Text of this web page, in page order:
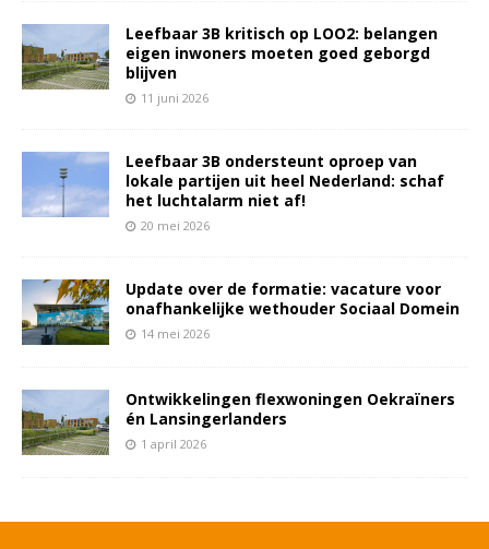
Leefbaar 3B kritisch op LOO2: belangen
eigen inwoners moeten goed geborgd
blijven
11 juni 2026
Leefbaar 3B ondersteunt oproep van
lokale partijen uit heel Nederland: schaf
het luchtalarm niet af!
20 mei 2026
Update over de formatie: vacature voor
onafhankelijke wethouder Sociaal Domein
14 mei 2026
Ontwikkelingen flexwoningen Oekraïners
én Lansingerlanders
1 april 2026